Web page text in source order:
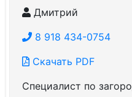
Дмитрий
8 918 434-0754
Скачать PDF
Специалист по